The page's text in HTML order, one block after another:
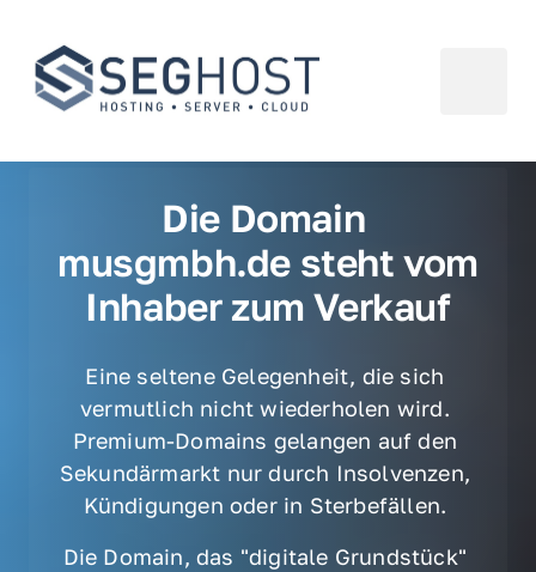
Die Domain
musgmbh.de steht vom
Inhaber zum Verkauf
Eine seltene Gelegenheit, die sich
vermutlich nicht wiederholen wird.
Premium-Domains gelangen auf den
Sekundärmarkt nur durch Insolvenzen,
Kündigungen oder in Sterbefällen.
Die Domain, das "digitale Grundstück"